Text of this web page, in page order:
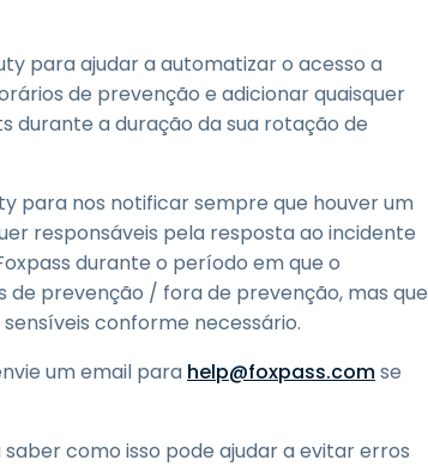
para ajudar a automatizar o acesso a
de prevenção e adicionar quaisquer
durante a duração da sua rotação de
para nos notificar sempre que houver um
responsáveis pela resposta ao incidente
durante o período em que o
prevenção / fora de prevenção, mas que
conforme necessário.
um email para help@foxpass.comse
como isso pode ajudar a evitar erros